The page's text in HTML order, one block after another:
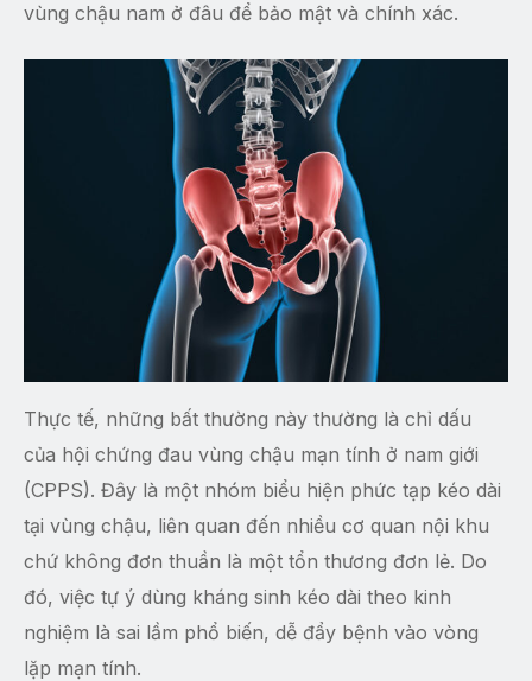
vùng chậu nam ở đâu để bảo mật và chính xác.
Thực tế, những bất thường này thường là chỉ dấu
của hội chứng đau vùng chậu mạn tính ở nam giới
(CPPS). Đây là một nhóm biểu hiện phức tạp kéo dài
tại vùng chậu, liên quan đến nhiều cơ quan nội khu
chứ không đơn thuần là một tổn thương đơn lẻ. Do
đó, việc tự ý dùng kháng sinh kéo dài theo kinh
nghiệm là sai lầm phổ biến, dễ đẩy bệnh vào vòng
lặp mạn tính.